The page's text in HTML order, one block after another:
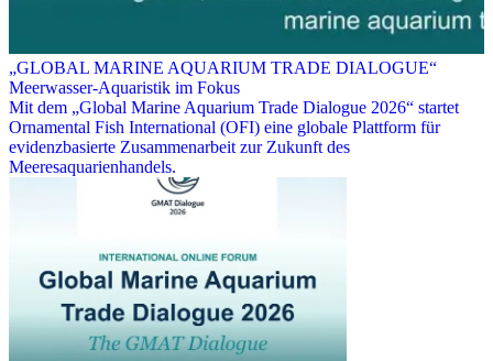
„GLOBAL MARINE AQUARIUM TRADE DIALOGUE“
Meerwasser-Aquaristik im Fokus
Mit dem „Global Marine Aquarium Trade Dialogue 2026“ startet
Ornamental Fish International (OFI) eine globale Plattform für
evidenzbasierte Zusammenarbeit zur Zukunft des
Meeresaquarienhandels.